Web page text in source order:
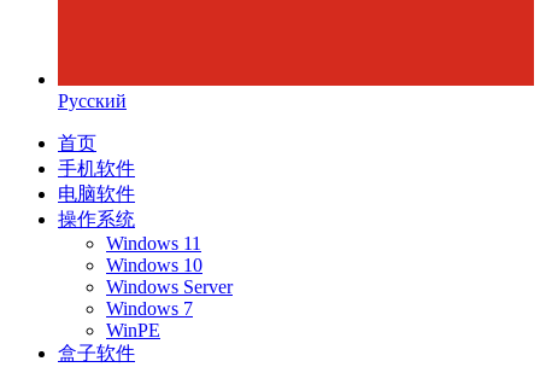
Русский
首页
手机软件
电脑软件
操作系统
Windows 11
Windows 10
Windows Server
Windows 7
WinPE
盒子软件